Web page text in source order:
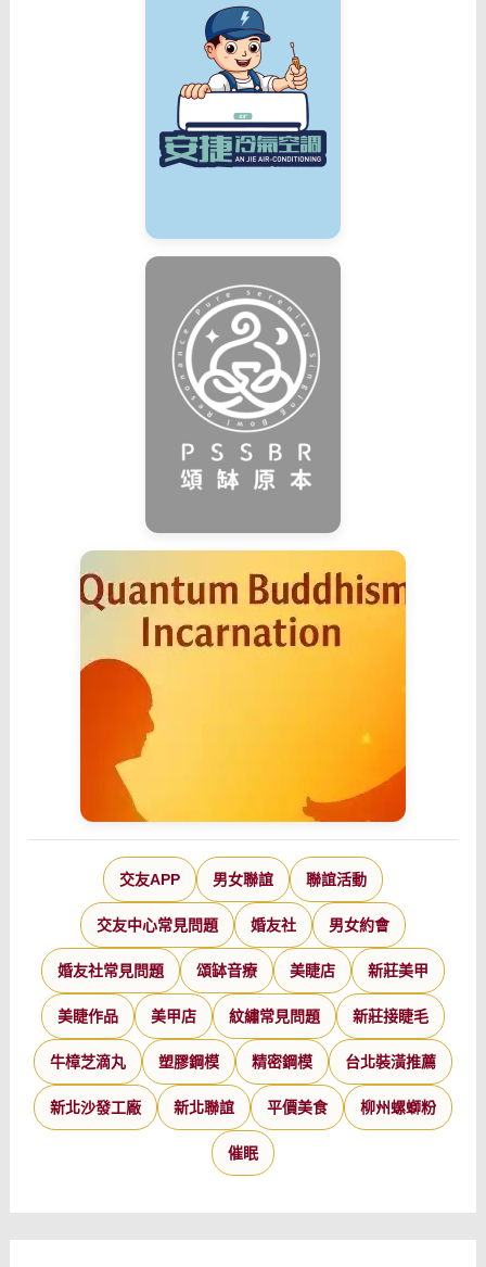
交友APP 男女聯誼 聯誼活動
交友中心常見問題 婚友社 男女約會
婚友社常見問題 頌缽音療 美睫店 新莊美甲
美睫作品 美甲店 紋繡常見問題 新莊接睫毛
牛樟芝滴丸 塑膠鋼模 精密鋼模 台北裝潢推薦
新北沙發工廠 新北聯誼 平價美食 柳州螺螄粉
催眠